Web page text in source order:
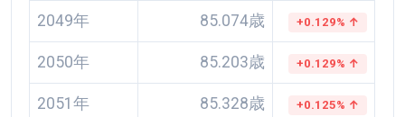
2049年 85.074歳 +0.129% ↑
2050年 85.203歳 +0.129% ↑
2051年 85.328歳 +0.125% ↑